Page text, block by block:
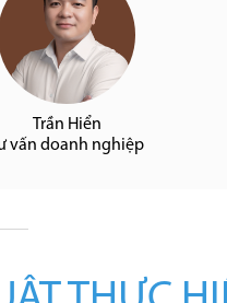
Trần Hiển
vấn doanh nghiệp